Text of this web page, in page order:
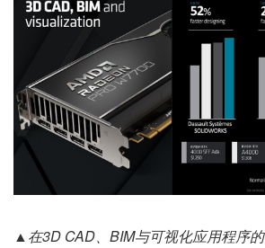
▲在3D CAD、BIM与可视化应用程序